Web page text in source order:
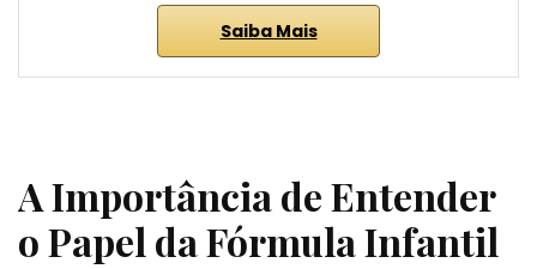
Saiba Mais
A Importância de Entender
o Papel da Fórmula Infantil